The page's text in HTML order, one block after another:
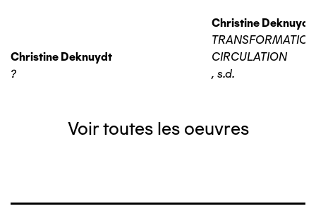
Christine Deknuydt
?
Christine Deknuydt
TRANSFORMATION
CIRCULATION
, s.d.
Voir toutes les oeuvres